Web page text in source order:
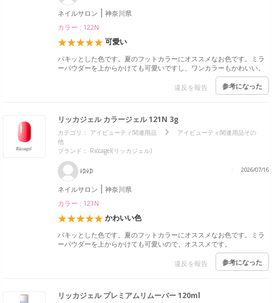
ネイルサロン
神奈川県
カラー : 122N
可愛い
パキッとした色です。夏のフットカラーにオススメなお色です。ミラ
ーパウダーを上からかけても可愛いですし、ワンカラーもかわいい。
違反を報告 参考になった
リッカジェル カラージェル 121N 3g
カテゴリ： アイビューティ関連用品
アイビューティ関連用品その
他
ブランド： Riccagel(リッカジェル)
ゆゆ 2026/07/16
ネイルサロン
神奈川県
カラー : 121N
かわいい色
パキッとした色です。夏のフットカラーにオススメなお色です。ミラ
ーパウダーを上からかけても可愛いので、オススメです。
違反を報告 参考になった
リッカジェル プレミアムリムーバー 120ml